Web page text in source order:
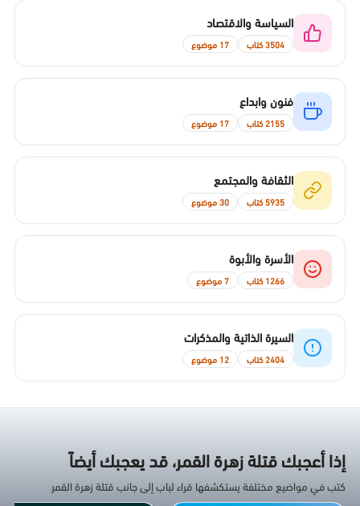
السياسة والاقتصاد
3504 كتاب 17 موضوع
فنون وابداع
2155 كتاب 17 موضوع
الثقافة والمجتمع
5935 كتاب 30 موضوع
الأسرة والأبوة
1266 كتاب 7 موضوع
السيرة الذاتية والمذكرات
2404 كتاب 12 موضوع
إذا أعجبك قتلة زهرة القمر، قد يعجبك أيضاً
كتب في مواضيع مختلفة يستكشفها قراء لباب إلى جانب قتلة زهرة القمر